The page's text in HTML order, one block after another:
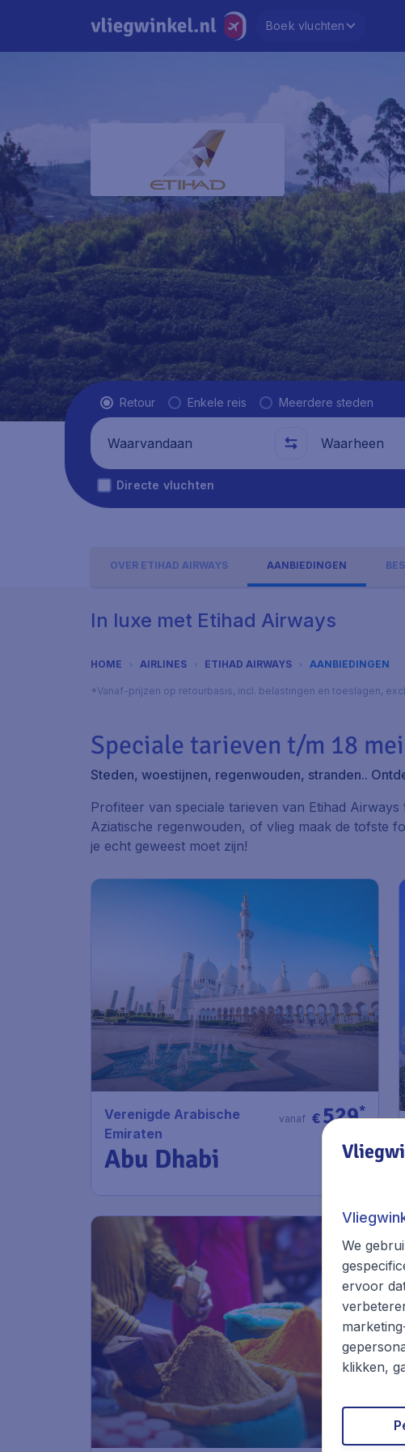
Boek vluchten
Vluchttype
Retour Enkele reis Meerdere steden
Waarvandaan Waarheen
Directe vluchten
OVER ETIHAD AIRWAYS AANBIEDINGEN
In luxe met Etihad Airways
HOME AIRLINES ETIHAD AIRWAYS AANBIEDINGEN
*Vanaf-prijzen op retourbasis, incl. belastingen en toeslagen,
Speciale tarieven t/m 18 mei
Steden, woestijnen, regenwouden, stranden..
Profiteer van speciale tarieven van Etihad
Aziatische regenwouden, of vlieg maak de tofste
je echt geweest moet zijn!
Verenigde Arabische
Emiraten
Abu Dhabi
€529*
vanaf
We
ervoor
klikken,